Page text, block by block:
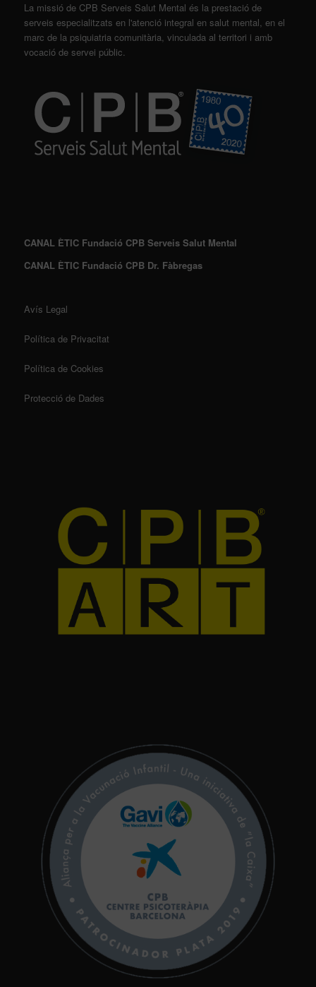
La missió de CPB Serveis Salut Mental és la prestació de
serveis especialitzats en l'atenció integral en salut mental, en el
marc de la psiquiatria comunitària, vinculada al territori i amb
vocació de servei públic.
CANAL ÈTIC Fundació CPB Serveis Salut Mental
CANAL ÈTIC Fundació CPB Dr. Fàbregas
Avís Legal
Política de Privacitat
Política de Cookies
Protecció de Dades